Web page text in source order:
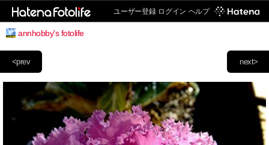
ユーザー登録 ログイン ヘルプ
annhobby's fotolife
next>
<prev